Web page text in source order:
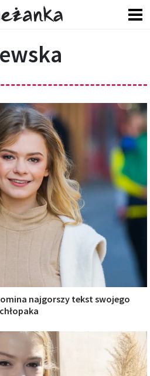
najgorszy tekst swojego
chłopaka